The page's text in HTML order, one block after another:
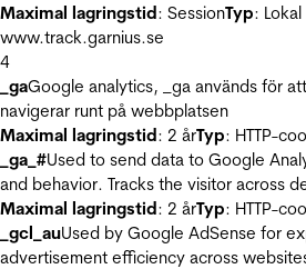
Maximal lagringstid: SessionTyp: Lokal
www.track.garnius.se
4
_gaGoogle analytics, _ga används för
navigerar runt på webbplatsen
Maximal lagringstid: 2 årTyp: HTTP-
_ga_#Used to send data to Google
and behavior. Tracks the visitor across
Maximal lagringstid: 2 årTyp: HTTP-
_gcl_auUsed by Google AdSense for
advertisement efficiency across